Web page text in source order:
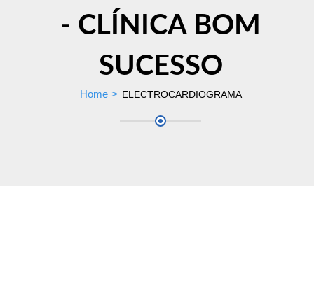
- CLÍNICA BOM
SUCESSO
Home ELECTROCARDIOGRAMA